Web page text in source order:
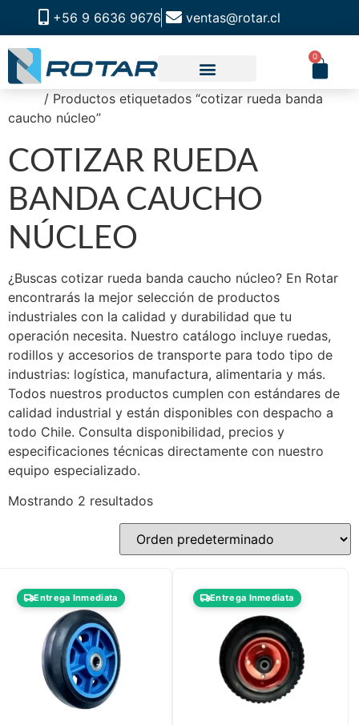
+56 9 6636 9676 ventas@rotar.cl
0
/ Productos etiquetados “cotizar rueda banda
caucho núcleo”
COTIZAR RUEDA
BANDA CAUCHO
NÚCLEO
¿Buscas cotizar rueda banda caucho núcleo? En Rotar
encontrarás la mejor selección de productos
industriales con la calidad y durabilidad que tu
operación necesita. Nuestro catálogo incluye ruedas,
rodillos y accesorios de transporte para todo tipo de
industrias: logística, manufactura, alimentaria y más.
Todos nuestros productos cumplen con estándares de
calidad industrial y están disponibles con despacho a
todo Chile. Consulta disponibilidad, precios y
especificaciones técnicas directamente con nuestro
equipo especializado.
Mostrando 2 resultados
Entrega Inmediata Entrega Inmediata